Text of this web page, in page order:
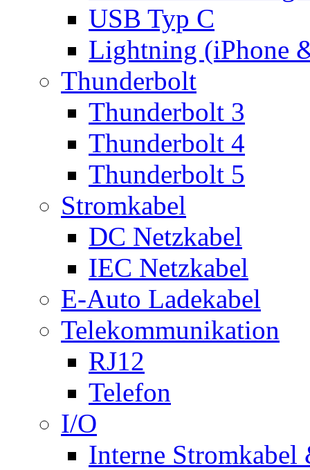
USB Typ C
Lightning (iPhone
Thunderbolt
Thunderbolt 3
Thunderbolt 4
Thunderbolt 5
Stromkabel
DC Netzkabel
IEC Netzkabel
E-Auto Ladekabel
Telekommunikation
RJ12
Telefon
I/O
Interne Stromkabel